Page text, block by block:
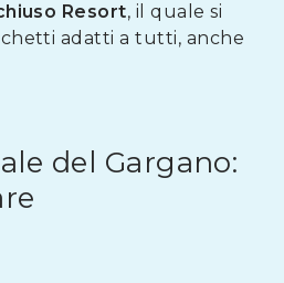
Resort, il quale si
adatti a tutti, anche
del Gargano: